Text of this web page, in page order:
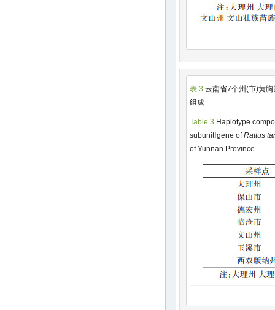
表 3 云南省7个州(市)黄
组成
Table 3 Haplotype
subunitⅠgene ofRattus
of Yunnan Province